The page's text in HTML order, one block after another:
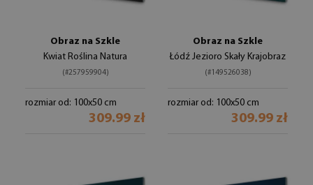
Obraz na Szkle
Kwiat Roślina Natura
(#257959904)
rozmiar od: 100x50 cm
309.99 zł
Obraz na Szkle
Łódź Jezioro Skały Krajobraz
(#149526038)
rozmiar od: 100x50 cm
309.99 zł